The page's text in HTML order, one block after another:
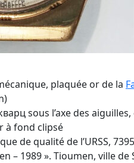
plaquée or de la
sous l’axe des
à fond clipsé
de qualité de l’URSS,
– 1989 ». Tioumen, ville